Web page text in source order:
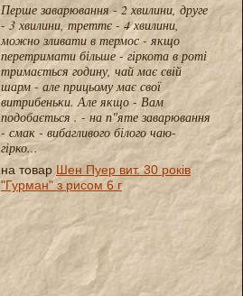
Перше заварювання - 2 хвилини, друге
- 3 хвилини, треттє - 4 хвилини,
можно зливати в термос - якщо
перетримати більше - гіркота в роті
тримається годину, чай має свій
шарм - але прицьому має свої
витрибеньки. Але якщо - Вам
подобається . - на п"яте заварювання
- смак - вибагливого білого чаю-
гірко...
на товар Шен Пуер вит. 30 років
"Гурман" з рисом 6 г